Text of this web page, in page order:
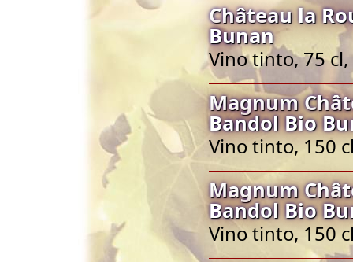
Château la
Bunan
Vino tinto, 75
Magnum
Bandol Bio
Vino tinto, 150
Magnum
Bandol Bio
Vino tinto, 150